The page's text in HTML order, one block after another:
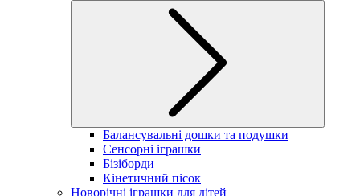
Балансувальні дошки та подушки
Сенсорні іграшки
Бізіборди
Кінетичний пісок
Новорічні іграшки для дітей